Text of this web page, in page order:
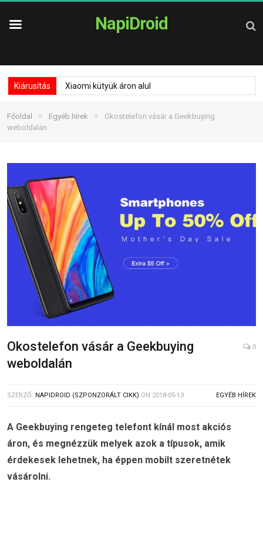
NapiDroid
Kiárusítás Xiaomi kütyük áron alul
Főoldal » Egyéb hírek »
Okostelefon vásár a Geekbuying
weboldalán
Okostelefon vásár a Geekbuying
weboldalán
0
SZERZŐ: NAPIDROID (SZPONZORÁLT CIKK) ON 2018-05-13 EGYÉB HÍREK
A Geekbuying rengeteg telefont kínál most akciós
áron, és megnézzük melyek azok a típusok, amik
érdekesek lehetnek, ha éppen mobilt szeretnétek
vásárolni.